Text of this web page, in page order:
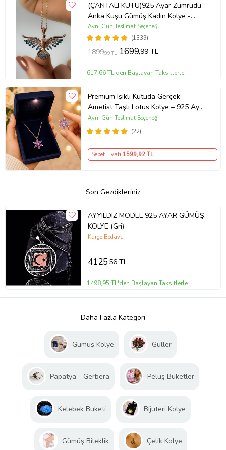
(ÇANTALI KUTU)925 Ayar Zümrüdü
Anka Kuşu Gümüş Kadın Kolye -
MAVİ
(1339)
Aynı Gün Teslimat Seçeneği
1899,99 TL 1699,99 TL
617,66 TL'den Başlayan Taksitlerle
Premium Işıklı Kutuda Gerçek
Ametist Taşlı Lotus Kolye – 925 Ayar
Gümüş Kadın Kolye
(22)
Aynı Gün Teslimat Seçeneği
Sepet Fiyatı 1599,92 TL
Son Gezdikleriniz
AYYILDIZ MODEL 925 AYAR GÜMÜŞ
KOLYE (Gri)
Kargo Bedava
4125,56 TL
1498,95 TL'den Başlayan Taksitlerle
Daha Fazla Kategori
Gümüş Kolye Güller
Papatya - Gerbera Peluş Buketler
Kelebek Buketi Bijuteri Kolye
Gümüş Bileklik Çelik Kolye